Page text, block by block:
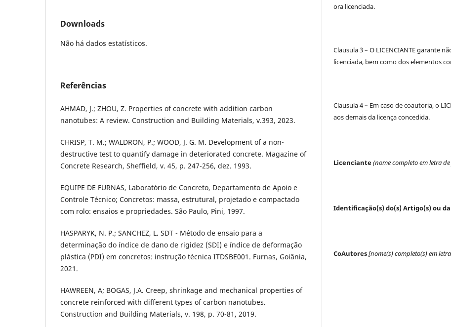
Downloads
Não há dados estatísticos.
Referências
AHMAD, J.; ZHOU, Z. Properties of concrete with addition carbon
nanotubes: A review. Construction and Building Materials, v.393, 2023.
CHRISP, T. M.; WALDRON, P.; WOOD, J. G. M. Development of a non-
destructive test to quantify damage in deteriorated concrete. Magazine of
Concrete Research, Sheffield, v. 45, p. 247-256, dez. 1993.
EQUIPE DE FURNAS, Laboratório de Concreto, Departamento de Apoio e
Controle Técnico; Concretos: massa, estrutural, projetado e compactado
com rolo: ensaios e propriedades. São Paulo, Pini, 1997.
HASPARYK, N. P.; SANCHEZ, L. SDT - Método de ensaio para a
determinação do índice de dano de rigidez (SDI) e índice de deformação
plástica (PDI) em concretos: instrução técnica ITDSBE001. Furnas, Goiânia,
2021.
HAWREEN, A; BOGAS, J.A. Creep, shrinkage and mechanical properties of
concrete reinforced with different types of carbon nanotubes.
Construction and Building Materials, v. 198, p. 70-81, 2019.
ora licenciada.
Clausula 3 – O LICENCIANTE garante
licenciada, bem como dos elementos
Clausula 4 – Em caso de coautoria, o
aos demais da licença concedida.
Licenciante(nome completo em letra
Identificação(s) do(s) Artigo(s) ou
CoAutores[nome(s) completo(s) em